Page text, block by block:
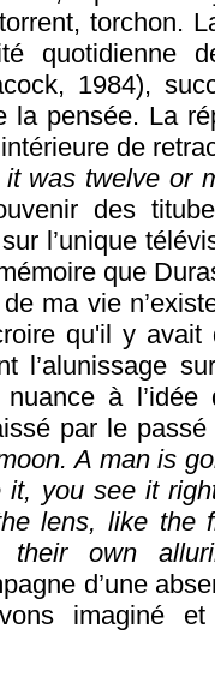
torchon.
quotidienne
1984),
la pensée. La
de
it was twelve or
des
l’unique
que
ma vie
qu'il y avait
l’alunissage
à
par le
A man is
it, you see it
lens, like the
own
d’une
imaginé